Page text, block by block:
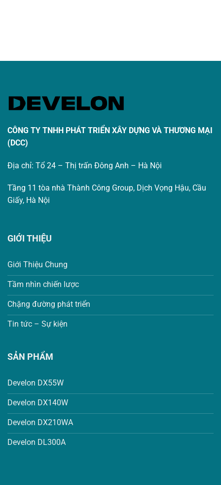
CÔNG TY TNHH PHÁT TRIỂN XÂY DỰNG VÀ THƯƠNG MẠI
(DCC)
Địa chỉ: Tổ 24 – Thị trấn Đông Anh – Hà Nội
Tầng 11 tòa nhà Thành Công Group, Dịch Vọng Hậu, Cầu
Giấy, Hà Nội
GIỚI THIỆU
Giới Thiệu Chung
Tầm nhìn chiến lược
Chặng đường phát triển
Tin tức – Sự kiện
SẢN PHẨM
Develon DX55W
Develon DX140W
Develon DX210WA
Develon DL300A